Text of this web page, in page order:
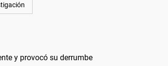
y provocó su derrumbe